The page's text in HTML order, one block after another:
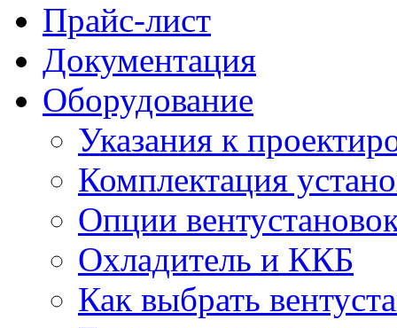
Прайс-лист
Документация
Оборудование
Указания к
Комплектация
Опции
Охладитель и ККБ
Как выбрать